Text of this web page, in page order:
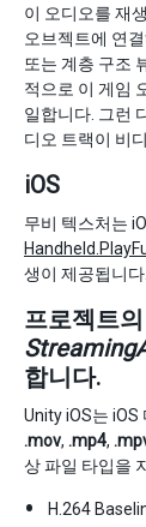
이 오디오를 재
오브젝트에 연
또는 계층 구조
적으로 이 게임
일합니다. 그런
디오 트랙이 비
iOS
무비 텍스처는
생이 제공됩니다.
프로젝트의
합니다.
Unity iOS는
.mov, .mp4,
상 파일 타입을
H.264